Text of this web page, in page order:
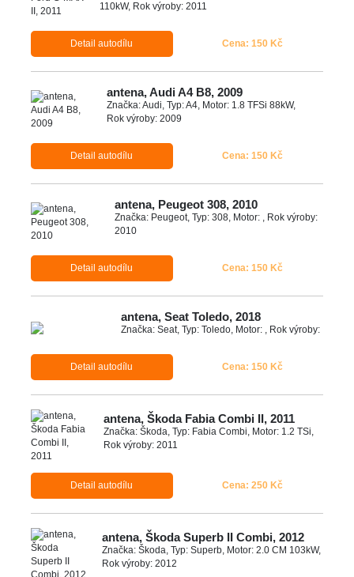
110kW, Rok výroby: 2011
Detail autodílu Cena: 150 Kč
antena, Audi A4 B8, 2009
Značka: Audi, Typ: A4, Motor: 1.8 TFSi 88kW,
Rok výroby: 2009
Detail autodílu Cena: 150 Kč
antena, Peugeot 308, 2010
Značka: Peugeot, Typ: 308, Motor: , Rok výroby:
2010
Detail autodílu Cena: 150 Kč
antena, Seat Toledo, 2018
Značka: Seat, Typ: Toledo, Motor: , Rok výroby:
Detail autodílu Cena: 150 Kč
antena, Škoda Fabia Combi II, 2011
Značka: Škoda, Typ: Fabia Combi, Motor: 1.2 TSi,
Rok výroby: 2011
Detail autodílu Cena: 250 Kč
antena, Škoda Superb II Combi, 2012
Značka: Škoda, Typ: Superb, Motor: 2.0 CM 103kW,
Rok výroby: 2012